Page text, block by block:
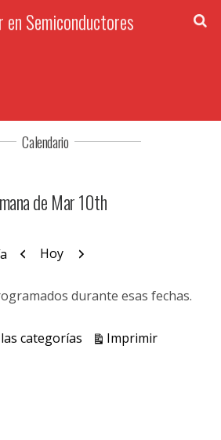
en Semiconductores
Calendario
de Mar 10th
Anterior
Hoy Siguiente
durante esas fechas.
categorías ImprimirVistas